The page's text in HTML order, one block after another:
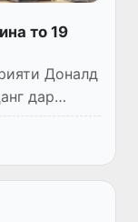
то 19
Доналд
дар
шуд.